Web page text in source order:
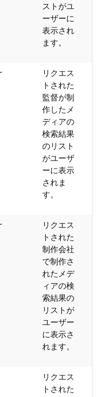
ストがユ
ーザーに
表示され
ます。
リクエス
トされた
監督が制
作したメ
ディアの
検索結果
のリスト
がユーザ
ーに表示
されま
す。
リクエス
トされた
制作会社
で制作さ
れたメデ
ィアの検
索結果の
リストが
ユーザー
に表示さ
れます。
リクエス
トされた